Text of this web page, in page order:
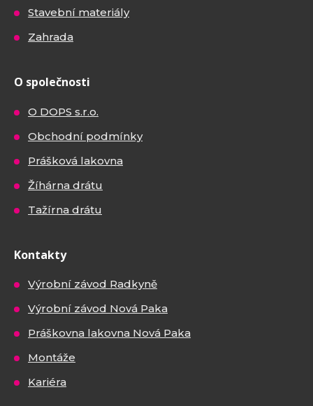
Stavební materiály
Zahrada
O společnosti
O DOPS s.r.o.
Obchodní podmínky
Prášková lakovna
Žíhárna drátu
Tažírna drátu
Kontakty
Výrobní závod Radkyně
Výrobní závod Nová Paka
Práškovna lakovna Nová Paka
Montáže
Kariéra